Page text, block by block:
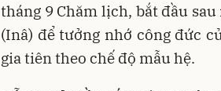
tháng 9 Chăm lịch, bắt đầu
(Inâ) để tưởng nhớ công đức
gia tiên theo chế độ mẫu hệ.